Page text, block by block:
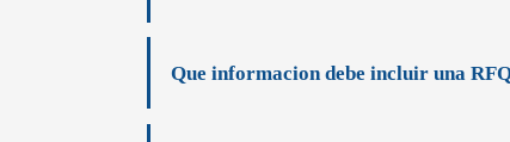
Que informacion debe incluir una